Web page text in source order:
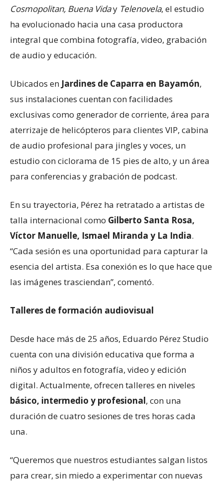
Cosmopolitan, Buena Viday Telenovela, el estudio
ha evolucionado hacia una casa productora
integral que combina fotografía, video, grabación
de audio y educación.
Ubicados en Jardines de Caparra en Bayamón,
sus instalaciones cuentan con facilidades
exclusivas como generador de corriente, área para
aterrizaje de helicópteros para clientes VIP, cabina
de audio profesional para jingles y voces, un
estudio con ciclorama de 15 pies de alto, y un área
para conferencias y grabación de podcast.
En su trayectoria, Pérez ha retratado a artistas de
talla internacional como Gilberto Santa Rosa,
Víctor Manuelle, Ismael Miranda y La India.
“Cada sesión es una oportunidad para capturar la
esencia del artista. Esa conexión es lo que hace que
las imágenes trasciendan”, comentó.
Talleres de formación audiovisual
Desde hace más de 25 años, Eduardo Pérez Studio
cuenta con una división educativa que forma a
niños y adultos en fotografía, video y edición
digital. Actualmente, ofrecen talleres en niveles
básico, intermedio y profesional, con una
duración de cuatro sesiones de tres horas cada
una.
“Queremos que nuestros estudiantes salgan listos
para crear, sin miedo a experimentar con nuevas